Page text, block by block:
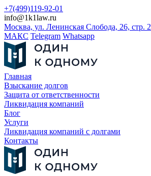
+7(499)119-92-01
info@1k1law.ru
Москва, ул. Ленинская Слобода, 26, стр. 2
МАКС Telegram Whatsapp
Главная
Взыскание долгов
Защита от ответственности
Ликвидация компаний
Блог
Услуги
Ликвидация компаний с долгами
Контакты